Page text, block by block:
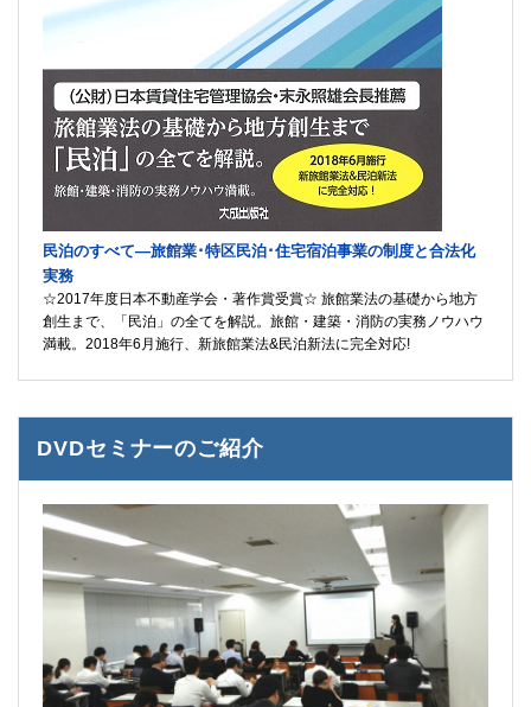
民泊のすべて―旅館業･特区民泊･住宅宿泊事業の制度と合法化
実務
☆2017年度日本不動産学会・著作賞受賞☆ 旅館業法の基礎から地方
創生まで、「民泊」の全てを解説。旅館・建築・消防の実務ノウハウ
満載。2018年6月施行、新旅館業法&民泊新法に完全対応!
DVDセミナーのご紹介